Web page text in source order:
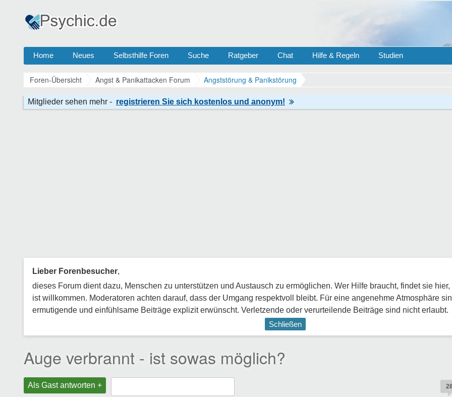
Home Neues Selbsthilfe Foren Suche Ratgeber Chat Hilfe & Regeln Studien
Foren-Übersicht Angst & Panikattacken Forum Angststörung & Panikstörung
Lieber Forenbesucher,
dieses Forum dient dazu, Menschen zu unterstützen und Austausch zu ermöglichen. Wer Hilfe braucht, findet sie
ist willkommen. Moderatoren achten darauf, dass der Umgang respektvoll bleibt. Für eine angenehme Atmosphäre
ermutigende und einfühlsame Beiträge explizit erwünscht. Verletzende oder verurteilende Beiträge sind nicht erlaubt.
Schließen
Auge verbrannt - ist sowas möglich?
Als Gast antworten +